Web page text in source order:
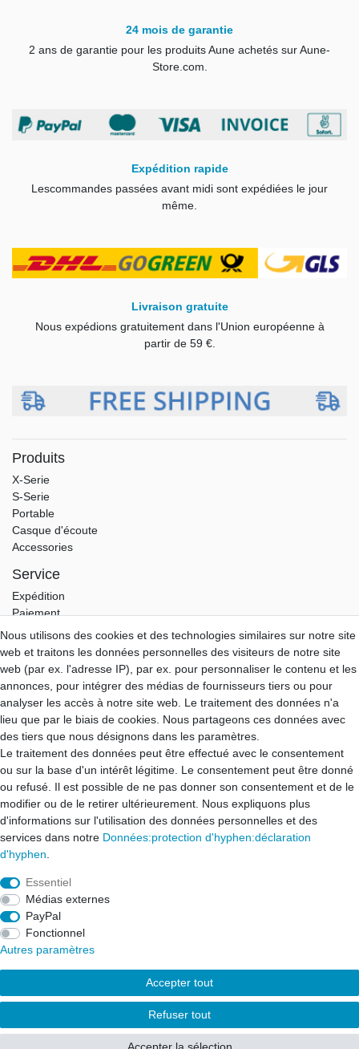
24 mois de garantie
2 ans de garantie pour les produits Aune achetés sur Aune-
Store.com.
Expédition rapide
Lescommandes passées avant midi sont expédiées le jour
même
Livraison gratuite
Nous expédions gratuitement dans l'Union européenne à
partir de 59 €.
Produits
X-Serie
S-Serie
Portable
Casque d'écoute
Accessories
Service
Expédition
Paiement
Garantie
Download
Aune-Store
A propos de nous
Mon compte
Contact
Droit de rétractation­ Formulaire de rétractation­
Mentions légales
Données:protection des hyphes:déclaration des hyphes
CONDITIONS GÉNÉRALES DE VENTE
Copyright 2022 - 2025Florian Mich; aune-store.com;Tous
droits réservés
Nous utilisons des cookies et des technologies similaires sur notre site
web et traitons les données personnelles des visiteurs de notre site
web (par ex. l'adresse IP), par ex. pour personnaliser le contenu et les
annonces, pour intégrer des médias de fournisseurs tiers ou pour
analyser les accès à notre site web. Le traitement des données n'a
lieu que par le biais de cookies. Nous partageons ces données avec
des tiers que nous désignons dans les paramètres.
Le traitement des données peut être effectué avec le consentement
ou sur la base d'un intérêt légitime. Le consentement peut être donné
ou refusé. Il est possible de ne pas donner son consentement et de le
modifier ou de le retirer ultérieurement. Nous expliquons plus
d'informations sur l'utilisation des données personnelles et des
services dans notre Données:protection d'hyphen:déclaration
d'hyphen
Essentiel
Médias externes
PayPal
Fonctionnel
Autres paramètres
Accepter tout
Refuser tout